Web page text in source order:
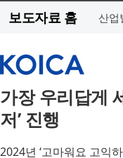
보도자료 홈 산업
가장 우리답게
저’ 진행
2024년 ‘고마워요 고익